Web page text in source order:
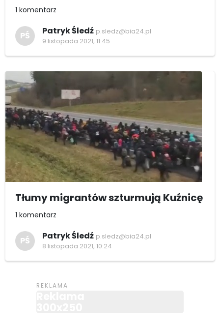
1 komentarz
PŚ Patryk Śledź p.sledz@bia24.pl
9 listopada 2021, 11:45
Tłumy migrantów szturmują Kuźnicę
1 komentarz
PŚ Patryk Śledź p.sledz@bia24.pl
8 listopada 2021, 10:24